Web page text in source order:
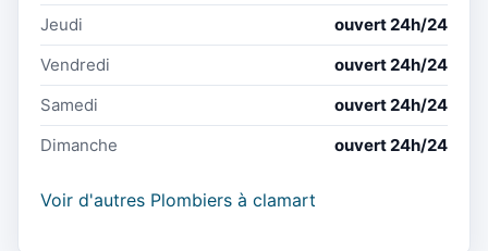
Jeudi
ouvert 24h/24
Vendredi
ouvert 24h/24
Samedi
ouvert 24h/24
Dimanche
ouvert 24h/24
Voir d'autres Plombiers à clamart